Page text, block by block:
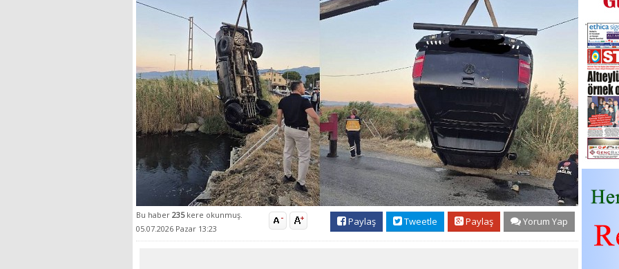
Bu haber 235 kere okunmuş.
05.07.2026 Pazar 13:23
Paylaş Tweetle Paylaş Yorum Yap